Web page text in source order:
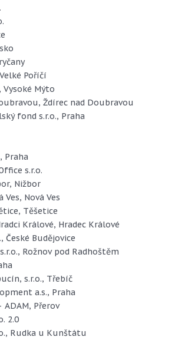
Poříčí
Vysoké Mýto
Ždírec nad Doubravou
fond s.r.o., Praha
Praha
s.r.o.
Nižbor
Ves, Nová Ves
Těšetice
Králové, Hradec Králové
České Budějovice
Rožnov pod Radhoštěm
s.r.o., Třebíč
a.s., Praha
ADAM, Přerov
2.0
Rudka u Kunštátu